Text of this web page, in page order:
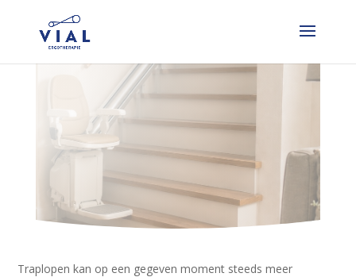
Onderbouwing bij
aanvraag van
traplift door
ergotherapeut
Traplopen kan op een gegeven moment steeds meer